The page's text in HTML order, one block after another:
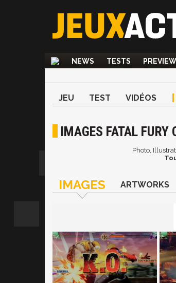
NEWS TESTS
JEU TEST VIDÉOS
IMAGES FATAL FURY
Photo,
IMAGES ARTWORKS